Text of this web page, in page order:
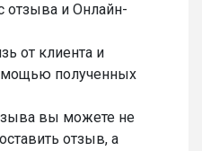
отзыва и Онлайн-
от клиента и
полученных
вы можете не
отзыв, а